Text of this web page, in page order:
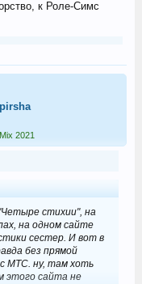
к Роле-Симс
2021
стихии", на
на одном сайте
сестер. И вот в
без прямой
МТС. ну, там хоть
этого сайта не